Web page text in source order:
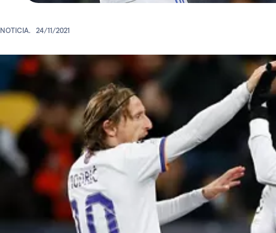
NOTICIA. 24/11/2021